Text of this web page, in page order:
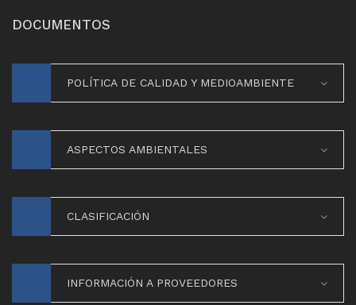
DOCUMENTOS
POLÍTICA DE CALIDAD Y MEDIOAMBIENTE
ASPECTOS AMBIENTALES
CLASIFICACIÓN
INFORMACIÓN A PROVEEDORES